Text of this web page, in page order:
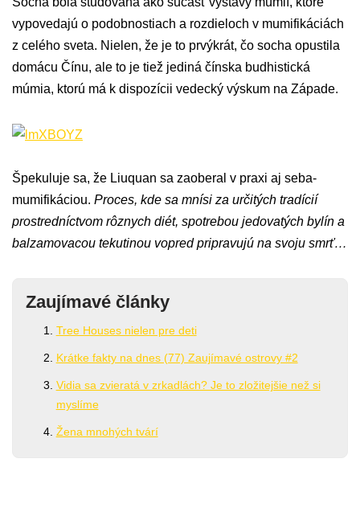
vypovedajú o podobnostiach a rozdieloch v mumifikáciách
z celého sveta. Nielen, že je to prvýkrát, čo socha opustila
domácu Čínu, ale to je tiež jediná čínska budhistická
múmia, ktorú má k dispozícii vedecký výskum na Západe.
Špekuluje sa, že Liuquan sa zaoberal v praxi aj seba-
mumifikáciou. Proces, kde sa mnísi za určitých tradícií
prostredníctvom rôznych diét, spotrebou jedovatých bylín a
balzamovacou tekutinou vopred pripravujú na svoju smrť…
Zaujímavé články
Tree Houses nielen pre deti
Krátke fakty na dnes (77) Zaujímavé ostrovy #2
Vidia sa zvieratá v zrkadlách? Je to zložitejšie než si
myslíme
Žena mnohých tvárí